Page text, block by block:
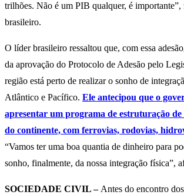
trilhões. Não é um PIB qualquer, é importante”,
brasileiro.
O líder brasileiro ressaltou que, com essa
da aprovação do Protocolo de Adesão pelo
região está perto de realizar o sonho de
Atlântico e Pacífico. Ele antecipou que o
apresentar um programa de estruturação de
do continente, com ferrovias, rodovias,
“Vamos ter uma boa quantia de dinheiro para
sonho, finalmente, da nossa integração física”,
SOCIEDADE CIVIL – Antes do encontro